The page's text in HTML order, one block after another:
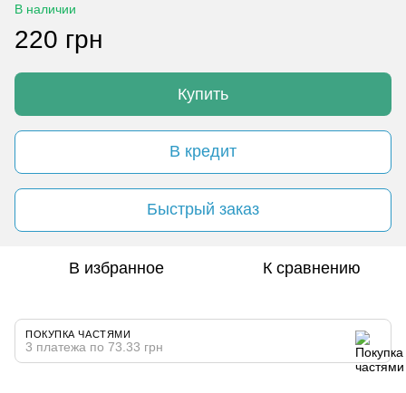
В наличии
220 грн
Купить
В кредит
Быстрый заказ
В избранное К сравнению
ПОКУПКА ЧАСТЯМИ
3 платежа по 73.33 грн